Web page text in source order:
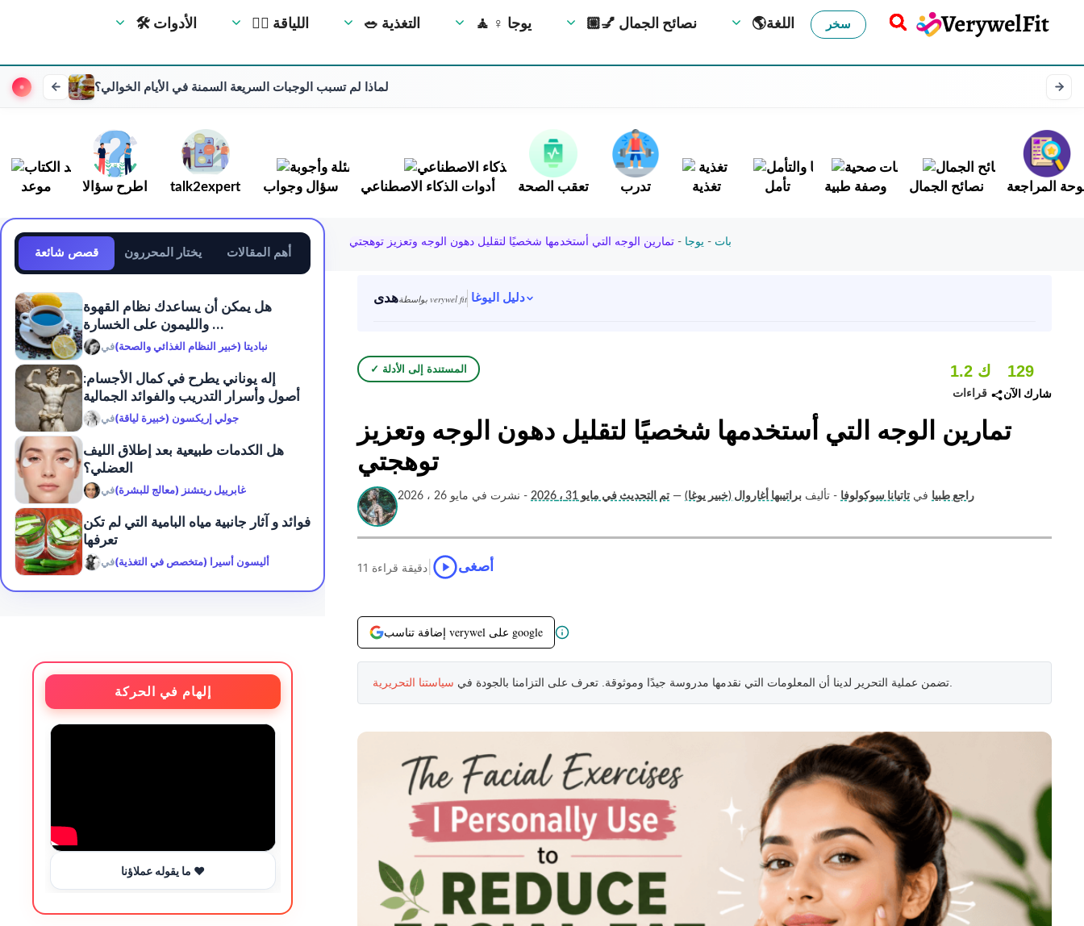
🛠 الأدوات 🏋️‍♀️ اللياقة 🥗 التغذية 🧘 ‍♀️ يوجا 💅🏼 نصائح الجمال 🌎اللغة سخر
لماذا لم تسبب الوجبات السريعة السمنة في الأيام الخوالي؟
موعد اطرح سؤالا talk2expert سؤال وجواب أدوات الذكاء الاصطناعي تعقب الصحة تدرب تغذية تأمل وصفة طبية نصائح الجمال المراجعة
بات - يوجا - تمارين الوجه التي أستخدمها شخصيًا لتقليل دهون الوجه وتعزيز توهجتي
هدى بواسطة verywel fit دليل اليوغا
✓ المستندة إلى الأدلة 1.2 ك
قراءات
129
شارك الآن
تمارين الوجه التي أستخدمها شخصيًا لتقليل دهون الوجه وتعزيز
توهجتي
راجع طبيا في تاتيانا سوكولوفا - تأليف براتيبها أغاروال (خبير يوغا) — تم التحديث في مايو 31 ، 2026 - نشرت في مايو 26 ، 2026
11 دقيقة قراءة أصغى
إضافة تناسب verywel على google
تضمن عملية التحرير لدينا أن المعلومات التي نقدمها مدروسة جيدًا وموثوقة. تعرف على التزامنا بالجودة في سياستنا التحريرية
قصص شائعة يختار المحررون أهم المقالات
هل يمكن أن يساعدك نظام القهوة
والليمون على الخسارة ...
فينباديتا (خبير النظام الغذائي والصحة)
إله يوناني يطرح في كمال الأجسام:
أصول وأسرار التدريب والفوائد الجمالية
فيجولي إريكسون (خبيرة لياقة)
هل الكدمات طبيعية بعد إطلاق الليف
العضلي؟
فيغابرييل ريتشنز (معالج للبشرة)
فوائد و آثار جانبية مياه البامية التي لم تكن
تعرفها
فيأليسون أسيرا (متخصص في التغذية)
إلهام في الحركة
ما يقوله عملاؤنا ❤️ تمرين بالطوب في المنزل 🔥 احماء الصدر للمبتدئين